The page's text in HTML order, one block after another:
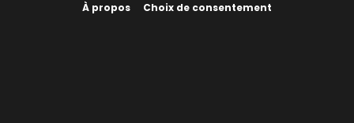
À propos Choix de consentement